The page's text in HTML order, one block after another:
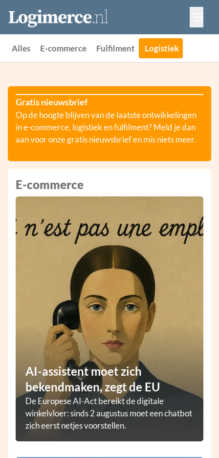
Vacatures
Events
Alles E-commerce Fulfilment Logistiek
Gratis nieuwsbrief
Op de hoogte blijven van de laatste ontwikkelingen
in e-commerce, logistiek en fulfilment? Meld je dan
aan voor onze gratis nieuwsbrief en mis niets meer.
E-commerce
AI-assistent moet zich
bekendmaken, zegt de EU
De Europese AI-Act bereikt de digitale
winkelvloer: sinds 2 augustus moet een chatbot
zich eerst netjes voorstellen.